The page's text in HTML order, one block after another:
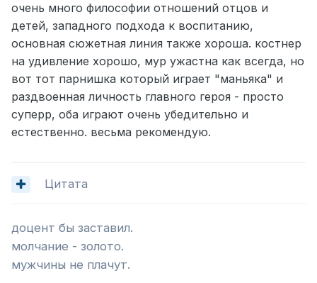
очень много философии отношений отцов и
детей, западного подхода к воспитанию,
основная сюжетная линия также хороша. костнер
на удивление хорошо, мур ужастна как всегда, но
вот тот парнишка который играет "маньяка" и
раздвоенная личность главного героя - просто
суперр, оба играют очень убедительно и
естественно. весьма рекомендую.
Цитата
доцент бы заставил.
молчание - золото.
мужчины не плачут.